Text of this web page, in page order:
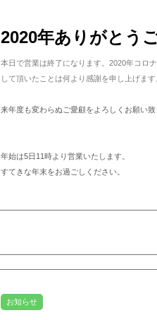
2020年ありがとう
本日で営業は終了になります。2020年コロ
して頂いたことは何より感謝を申し上げます
来年度も変わらぬご愛顧をよろしくお願い致
年始は5日11時より営業いたします。
すてきな年末をお過ごしください。
お知らせ